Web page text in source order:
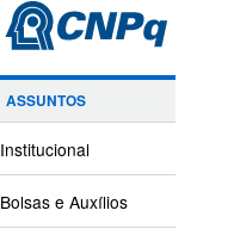
ASSUNTOS
Institucional
Bolsas e Auxílios